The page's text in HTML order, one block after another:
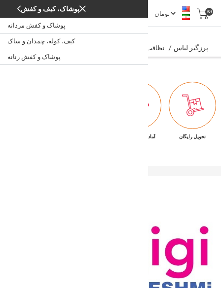
(0) پوشاک، کیف و کفش
پوشاک و کفش مردانه
کیف، کوله، چمدان و ساک
پوشاک و کفش زنانه
خانه / لوازم خانگی / شستشو و نظافت / نظافت لباس / پرزگیر لباس
آماده تحویل فوری تحویل رایگان